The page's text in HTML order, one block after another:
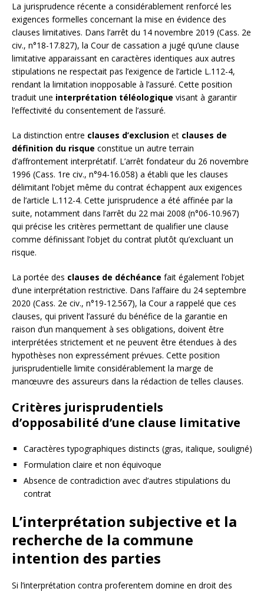
La jurisprudence récente a considérablement renforcé les
exigences formelles concernant la mise en évidence des
clauses limitatives. Dans l’arrêt du 14 novembre 2019 (Cass. 2e
civ., n°18-17.827), la Cour de cassation a jugé qu’une clause
limitative apparaissant en caractères identiques aux autres
stipulations ne respectait pas l’exigence de l’article L.112-4,
rendant la limitation inopposable à l’assuré. Cette position
traduit une interprétation téléologique visant à garantir
l’effectivité du consentement de l’assuré.
La distinction entre clauses d’exclusion et clauses de
définition du risque constitue un autre terrain
d’affrontement interprétatif. L’arrêt fondateur du 26 novembre
1996 (Cass. 1re civ., n°94-16.058) a établi que les clauses
délimitant l’objet même du contrat échappent aux exigences
de l’article L.112-4. Cette jurisprudence a été affinée par la
suite, notamment dans l’arrêt du 22 mai 2008 (n°06-10.967)
qui précise les critères permettant de qualifier une clause
comme définissant l’objet du contrat plutôt qu’excluant un
risque.
La portée des clauses de déchéance fait également l’objet
d’une interprétation restrictive. Dans l’affaire du 24 septembre
2020 (Cass. 2e civ., n°19-12.567), la Cour a rappelé que ces
clauses, qui privent l’assuré du bénéfice de la garantie en
raison d’un manquement à ses obligations, doivent être
interprétées strictement et ne peuvent être étendues à des
hypothèses non expressément prévues. Cette position
jurisprudentielle limite considérablement la marge de
manœuvre des assureurs dans la rédaction de telles clauses.
Critères jurisprudentiels
d’opposabilité d’une clause limitative
Caractères typographiques distincts (gras, italique, souligné)
Formulation claire et non équivoque
Absence de contradiction avec d’autres stipulations du
contrat
L’interprétation subjective et la
recherche de la commune
intention des parties
Si l’interprétation contra proferentem domine en droit des